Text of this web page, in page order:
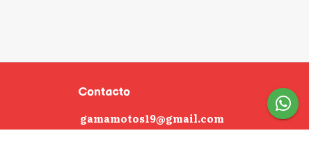
Contacto
gamamotos19@gmail.com
3482599000